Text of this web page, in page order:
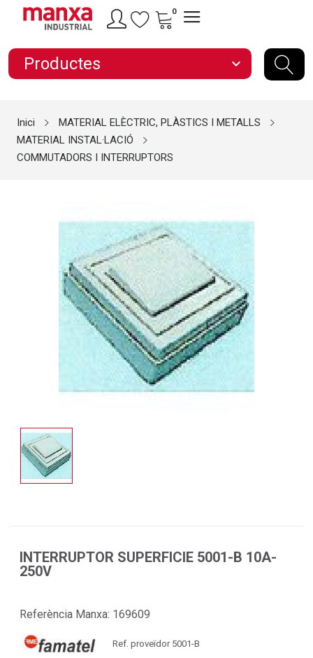
0
Productes expand_more
Inici
MATERIAL ELÈCTRIC, PLÀSTICS I METALLS
MATERIAL INSTAL·LACIÓ
COMMUTADORS I INTERRUPTORS
INTERRUPTOR SUPERFICIE 5001-B 10A-
250V
Referència Manxa: 169609
Ref. proveïdor 5001-B